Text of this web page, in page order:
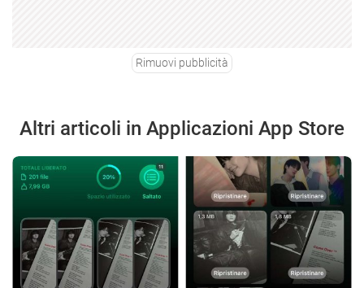
Rimuovi pubblicità
Altri articoli in Applicazioni App Store